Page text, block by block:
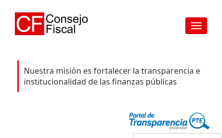
Toggle
Nuestra misión es fortalecer la transparencia e
institucionalidad de las finanzas públicas